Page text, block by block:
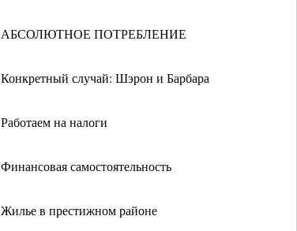
АБСОЛЮТНОЕ ПОТРЕБЛЕНИЕ
Конкретный случай: Шэрон и Барбара
Работаем на налоги
Финансовая самостоятельность
Жилье в престижном районе